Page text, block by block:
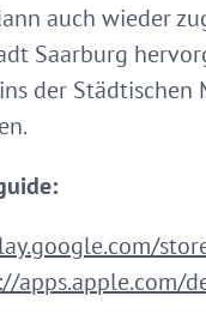
auch wieder
Saarburg
der
apps.apple.com/